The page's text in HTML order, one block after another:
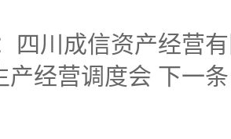
四川成信资产经营
产经营调度会 下一